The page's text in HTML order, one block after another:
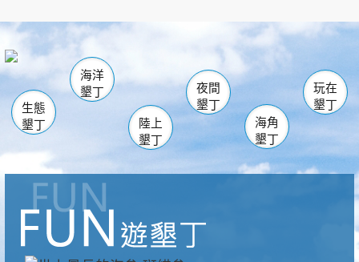
南仁湖
海生館
恆春 佳樂水
龍鑾潭自然中心 森林遊樂區
瓊麻館
關山 墾管處遊客中心
社頂公園 風吹沙
船帆石
白砂 龍磐公園
香蕉灣
砂島
鵝鑾鼻
生態
墾丁
海洋
墾丁
陸上
墾丁
夜間
墾丁
海角
墾丁
玩在
墾丁